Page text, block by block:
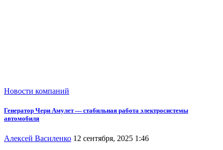
Новости компаний
Генератор Чери Амулет — стабильная работа электросистемы
автомобиля
Алексей Василенко 12 сентября, 2025 1:46